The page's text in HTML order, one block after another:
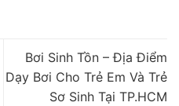
Bơi Sinh Tồn – Địa Điểm
Dạy Bơi Cho Trẻ Em Và Trẻ
Sơ Sinh Tại TP.HCM